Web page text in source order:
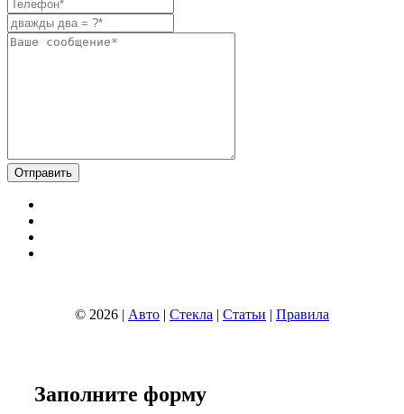
© 2026 | Авто | Стекла | Статьи | Правила
Заполните форму